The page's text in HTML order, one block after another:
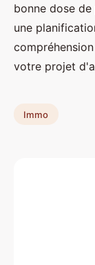
bonne dose
une
votre projet
Immo